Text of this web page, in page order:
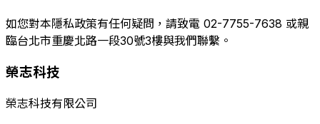
如您對本隱私政策有任何疑問，請致電 02-7755-7638 或親
臨台北市重慶北路一段30號3樓與我們聯繫。
榮志科技
榮志科技有限公司